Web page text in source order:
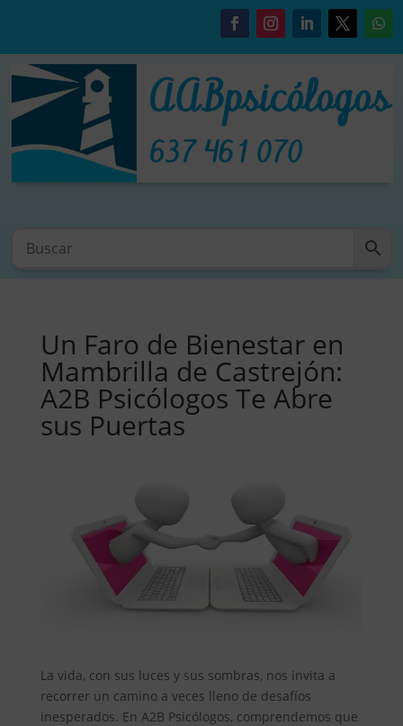
Un Faro de Bienestar en
Mambrilla de Castrejón:
A2B Psicólogos Te Abre
sus Puertas
La vida, con sus luces y sus sombras, nos invita a
recorrer un camino a veces lleno de desafíos
inesperados. En A2B Psicólogos, comprendemos que